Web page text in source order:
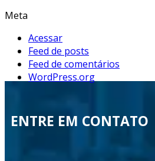
Meta
Acessar
Feed de posts
Feed de comentários
WordPress.org
ENTRE EM CONTATO